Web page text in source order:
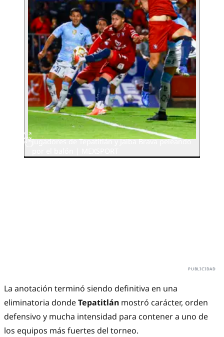
Jugadores de Tepatitlán y Jaiba Brava peleando
La anotación terminó siendo definitiva en una
eliminatoria dondeTepatitlán mostró carácter, orden
defensivo y mucha intensidad para contener a uno de
los equipos más fuertes del torneo.